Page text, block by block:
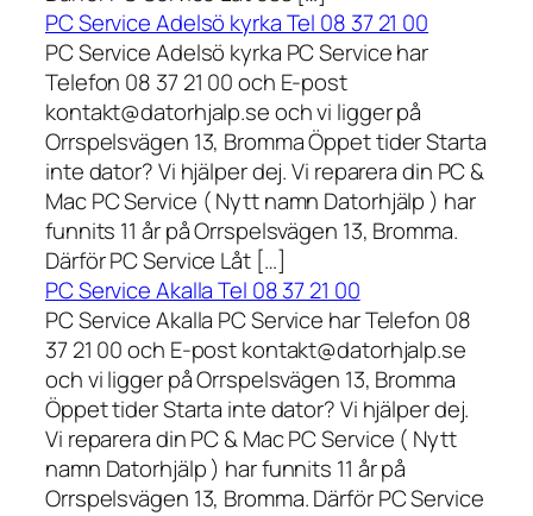
PC Service Adelsö kyrka Tel 08 37 21 00
PC Service Adelsö kyrka PC Service har
Telefon 08 37 21 00 och E-post
kontakt@datorhjalp.se och vi ligger på
Orrspelsvägen 13, Bromma Öppet tider Starta
inte dator? Vi hjälper dej. Vi reparera din PC &
Mac PC Service ( Nytt namn Datorhjälp ) har
funnits 11 år på Orrspelsvägen 13, Bromma.
Därför PC Service Låt […]
PC Service Akalla Tel 08 37 21 00
PC Service Akalla PC Service har Telefon 08
37 21 00 och E-post kontakt@datorhjalp.se
och vi ligger på Orrspelsvägen 13, Bromma
Öppet tider Starta inte dator? Vi hjälper dej.
Vi reparera din PC & Mac PC Service ( Nytt
namn Datorhjälp ) har funnits 11 år på
Orrspelsvägen 13, Bromma. Därför PC Service